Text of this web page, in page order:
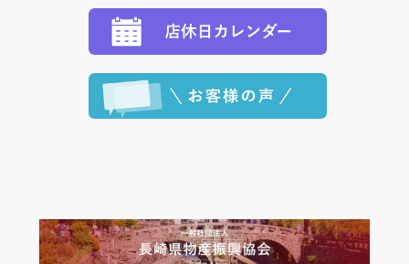
程に合わせてお届けいたします。）